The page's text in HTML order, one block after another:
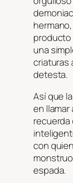
producto
una
criaturas
detesta.
Así que
en
recuerda
con
espada.